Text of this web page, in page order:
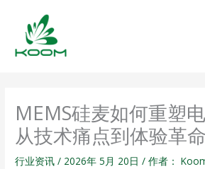
MEMS硅麦如何重塑
从技术痛点到体验革
行业资讯 / 2026年 5月 20日/ 作者：